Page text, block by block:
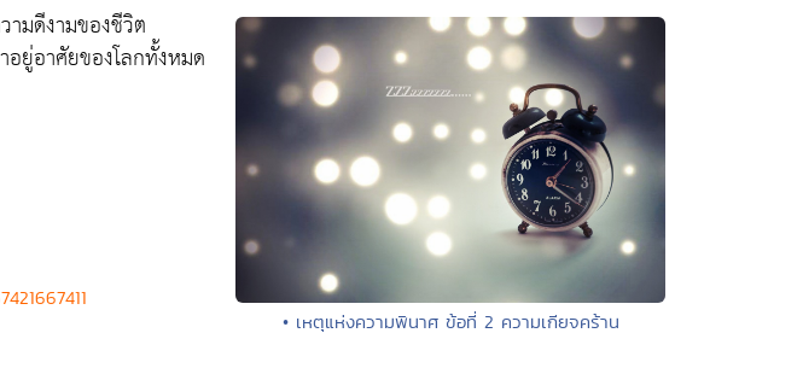
ามดีงามของชีวิต
ยู่อาศัยของโลกทั้งหมด
• เหตุแห่งความพินาศ ข้อที่ 2 ความเกียจคร้าน